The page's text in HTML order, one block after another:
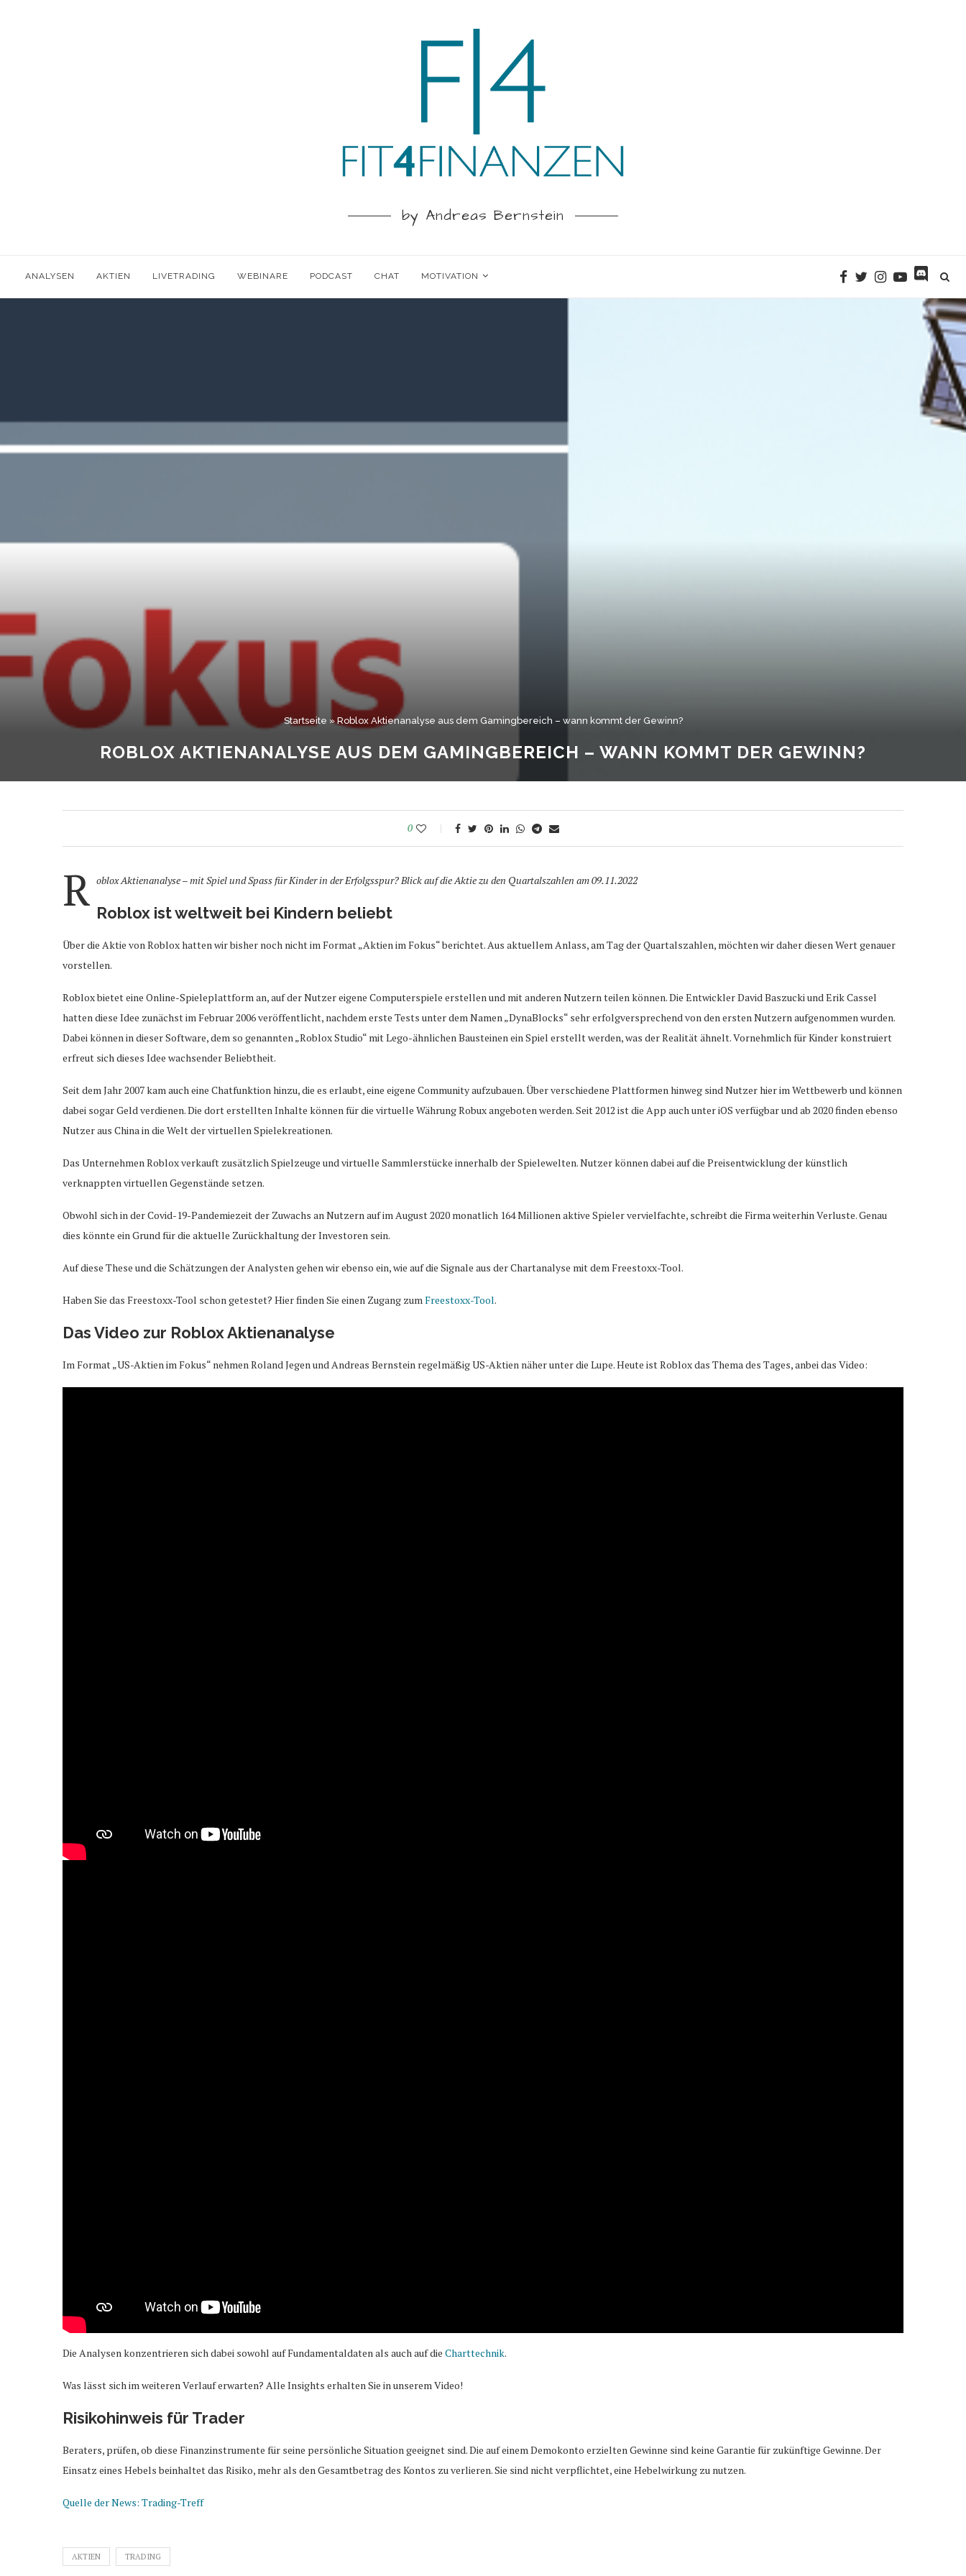
by Andreas Bernstein
ANALYSEN AKTIEN LIVETRADING WEBINARE PODCAST CHAT MOTIVATION
Startseite » Roblox Aktienanalyse aus dem Gamingbereich – wann kommt der Gewinn?
ROBLOX AKTIENANALYSE AUS DEM GAMINGBEREICH – WANN KOMMT DER GEWINN?
0
R oblox Aktienanalyse – mit Spiel und Spass für Kinder in der Erfolgsspur? Blick auf die Aktie zu den Quartalszahlen am 09.11.2022
Roblox ist weltweit bei Kindern beliebt
Über die Aktie von Roblox hatten wir bisher noch nicht im Format „Aktien im Fokus“ berichtet. Aus aktuellem Anlass, am Tag der Quartalszahlen, möchten wir daher diesen Wert genauer
vorstellen.
Roblox bietet eine Online-Spieleplattform an, auf der Nutzer eigene Computerspiele erstellen und mit anderen Nutzern teilen können. Die Entwickler David Baszucki und Erik Cassel
hatten diese Idee zunächst im Februar 2006 veröffentlicht, nachdem erste Tests unter dem Namen „DynaBlocks“ sehr erfolgversprechend von den ersten Nutzern aufgenommen wurden.
Dabei können in dieser Software, dem so genannten „Roblox Studio“ mit Lego-ähnlichen Bausteinen ein Spiel erstellt werden, was der Realität ähnelt. Vornehmlich für Kinder konstruiert
erfreut sich dieses Idee wachsender Beliebtheit.
Seit dem Jahr 2007 kam auch eine Chatfunktion hinzu, die es erlaubt, eine eigene Community aufzubauen. Über verschiedene Plattformen hinweg sind Nutzer hier im Wettbewerb und können
dabei sogar Geld verdienen. Die dort erstellten Inhalte können für die virtuelle Währung Robux angeboten werden. Seit 2012 ist die App auch unter iOS verfügbar und ab 2020 finden ebenso
Nutzer aus China in die Welt der virtuellen Spielekreationen.
Das Unternehmen Roblox verkauft zusätzlich Spielzeuge und virtuelle Sammlerstücke innerhalb der Spielewelten. Nutzer können dabei auf die Preisentwicklung der künstlich
verknappten virtuellen Gegenstände setzen.
Obwohl sich in der Covid-19-Pandemiezeit der Zuwachs an Nutzern auf im August 2020 monatlich 164 Millionen aktive Spieler vervielfachte, schreibt die Firma weiterhin Verluste. Genau
dies könnte ein Grund für die aktuelle Zurückhaltung der Investoren sein.
Auf diese These und die Schätzungen der Analysten gehen wir ebenso ein, wie auf die Signale aus der Chartanalyse mit dem Freestoxx-Tool.
Haben Sie das Freestoxx-Tool schon getestet? Hier finden Sie einen Zugang zum Freestoxx-Tool.
Das Video zur Roblox Aktienanalyse
Im Format „US-Aktien im Fokus“ nehmen Roland Jegen und Andreas Bernstein regelmäßig US-Aktien näher unter die Lupe. Heute ist Roblox das Thema des Tages, anbei das Video:
Die Analysen konzentrieren sich dabei sowohl auf Fundamentaldaten als auch auf die Charttechnik.
Was lässt sich im weiteren Verlauf erwarten? Alle Insights erhalten Sie in unserem Video!
Risikohinweis für Trader
Beraters, prüfen, ob diese Finanzinstrumente für seine persönliche Situation geeignet sind. Die auf einem Demokonto erzielten Gewinne sind keine Garantie für zukünftige Gewinne. Der
Einsatz eines Hebels beinhaltet das Risiko, mehr als den Gesamtbetrag des Kontos zu verlieren. Sie sind nicht verpflichtet, eine Hebelwirkung zu nutzen.
Quelle der News: Trading-Treff
AKTIEN TRADING